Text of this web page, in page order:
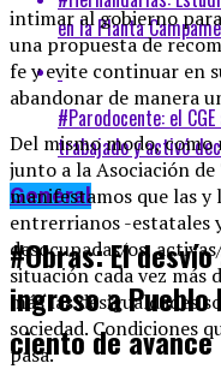
intimar al gobierno
una propuesta de
fe y evite continuar en
abandonar de manera
Del mismo modo,
junto a la Asociación
manifestamos que las
entrerrianos -estatales
desocupadas/os,
situación cada vez más
más las desigualdades
sociedad. Condiciones
pasa.
en la Planta
#Parodocente: el
trabajado y activó
General
#Obras: El
ingreso a
ciento de avance